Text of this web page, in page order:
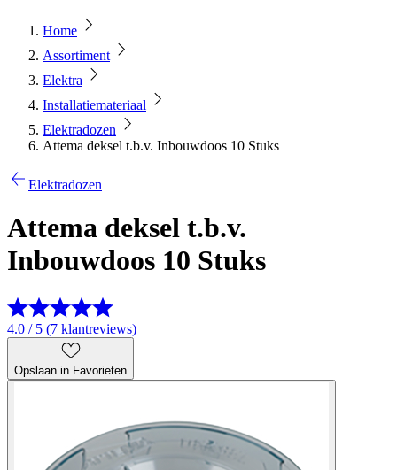
Home
Assortiment
Elektra
Installatiemateriaal
Elektradozen
Attema deksel t.b.v. Inbouwdoos 10 Stuks
Elektradozen
Attema deksel t.b.v.
Inbouwdoos 10 Stuks
4.0 / 5 (7 klantreviews)
Opslaan in Favorieten